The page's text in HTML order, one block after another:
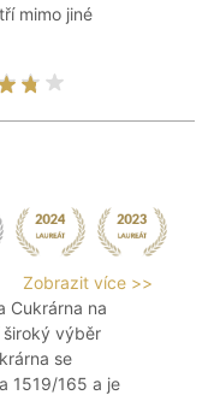
mimo jiné
Zobrazit více >>
Cukrárna na
široký výběr
se
1519/165 a je